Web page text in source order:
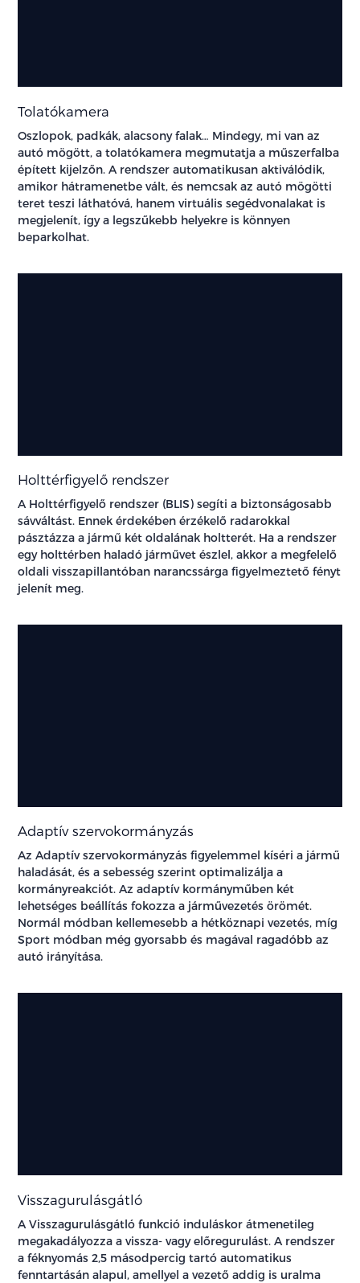
Tolatókamera
Oszlopok, padkák, alacsony falak… Mindegy, mi van az
autó mögött, a tolatókamera megmutatja a műszerfalba
épített kijelzőn. A rendszer automatikusan aktiválódik,
amikor hátramenetbe vált, és nemcsak az autó mögötti
teret teszi láthatóvá, hanem virtuális segédvonalakat is
megjelenít, így a legszűkebb helyekre is könnyen
beparkolhat.
Holttérfigyelő rendszer
A Holttérfigyelő rendszer (BLIS) segíti a biztonságosabb
sávváltást. Ennek érdekében érzékelő radarokkal
pásztázza a jármű két oldalának holtterét. Ha a rendszer
egy holttérben haladó járművet észlel, akkor a megfelelő
oldali visszapillantóban narancssárga figyelmeztető fényt
jelenít meg.
Adaptív szervokormányzás
Az Adaptív szervokormányzás figyelemmel kíséri a jármű
haladását, és a sebesség szerint optimalizálja a
kormányreakciót. Az adaptív kormányműben két
lehetséges beállítás fokozza a járművezetés örömét.
Normál módban kellemesebb a hétköznapi vezetés, míg
Sport módban még gyorsabb és magával ragadóbb az
autó irányítása.
Visszagurulásgátló
A Visszagurulásgátló funkció induláskor átmenetileg
megakadályozza a vissza- vagy előregurulást. A rendszer
a féknyomás 2,5 másodpercig tartó automatikus
fenntartásán alapul, amellyel a vezető addig is uralma